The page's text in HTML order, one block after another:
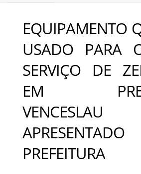
EQUIPAMENTO
USADO PARA
SERVIÇO DE
EM
PREFEITURA